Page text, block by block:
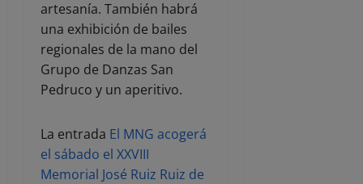
artesanía. También habrá
una exhibición de bailes
regionales de la mano del
Grupo de Danzas San
Pedruco y un aperitivo.
La entrada El MNG acogerá
el sábado el XXVIII
Memorial José Ruiz Ruiz de